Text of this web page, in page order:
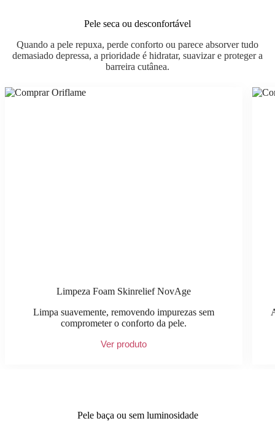
Pele seca ou desconfortável
Quando a pele repuxa, perde conforto ou parece absorver tudo
demasiado depressa, a prioridade é hidratar, suavizar e proteger a
barreira cutânea.
Limpeza Foam Skinrelief NovAge
Limpa suavemente, removendo impurezas sem
comprometer o conforto da pele.
Ver produto
Pele baça ou sem luminosidade